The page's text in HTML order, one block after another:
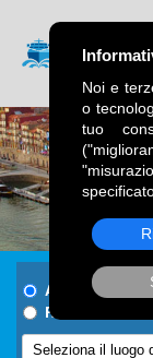
Noi e
o
tuo